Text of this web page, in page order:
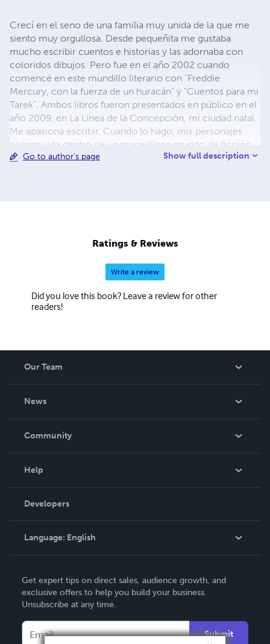
Crecí en el seno de una familia muy unida de la que me
siento muy orgullosa. Desde pequeñita me gustaba
mucho escribir cuentos e historias y las adornaba con
coloridos dibujos. Pero fue en el año 2002 cuando
comencé en este mundillo literario con "Freddie
Mercury, con la fuerza de un huracán" y "Cuentos para mi
Tarek". Ambos libros fueron presentados en público en el
año 2009, en La Línea de la Concepción, mi ciudad natal.
Me apasiona escribir. Cuando lo hago, mis personajes
cobran vida dentro de un maravilloso mundo de ficción.
Entonces, busco cómo envolverlos de aquellos valores
Go to author's page Show full description
Ratings & Reviews
Write a review
Did you love this book? Leave a review for other
readers!
Our Team
News
In The News
Community
Podcast
Help
Order Lookup
Knowledge Base
Contact Support
Developers
Language: English
Deutsch
Français
Get expert tips on direct sales, audience growth, and
exclusive offers to help you build your business.
Unsubscribe at any time.
Submit